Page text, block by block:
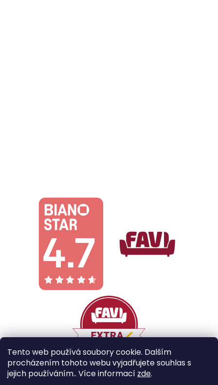
Tento web používá soubory cookie. Dalším
procházením tohoto webu vyjadřujete souhlas s
jejich používáním.. Více informací zde.